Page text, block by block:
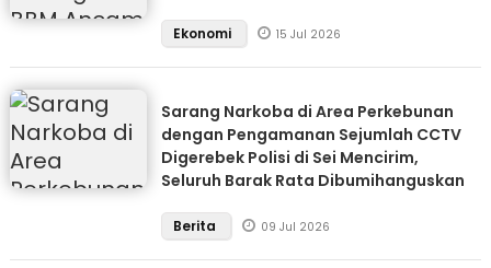
Ekonomi 15 Jul 2026
Sarang Narkoba di Area Perkebunan
dengan Pengamanan Sejumlah CCTV
Digerebek Polisi di Sei Mencirim,
Seluruh Barak Rata Dibumihanguskan
Berita 09 Jul 2026